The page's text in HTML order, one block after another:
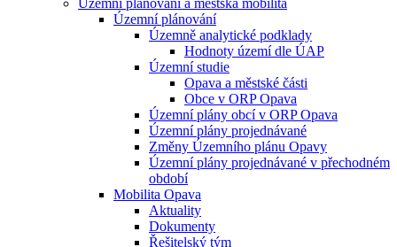
Územní plánování a městská mobilita
Územní plánování
Územně analytické podklady
Hodnoty území dle ÚAP
Územní studie
Opava a městské části
Obce v ORP Opava
Územní plány obcí v ORP Opava
Územní plány projednávané
Změny Územního plánu Opavy
Územní plány projednávané v přechodném
období
Mobilita Opava
Aktuality
Dokumenty
Řešitelský tým